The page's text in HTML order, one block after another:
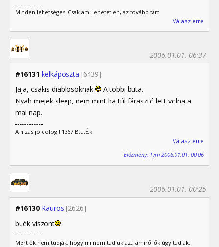
Minden lehetséges. Csak ami lehetetlen, az tovább tart.
Válasz erre
#16131 kelkáposzta [6439]
2006.01.01. 06:37
Jaja, csakis diablosoknak
A többi buta.
Nyah mejek sleep, nem mint ha túl fárasztó lett volna a
mai nap.
A hízás jó dolog ! 1367 B.u.É.k
Válasz erre
Előzmény: Tyrn 2006.01.01. 00:06
#16130 Rauros [2626]
2006.01.01. 00:25
buék viszont
Mert ők nem tudják, hogy mi nem tudjuk azt, amiről ők úgy tudják,